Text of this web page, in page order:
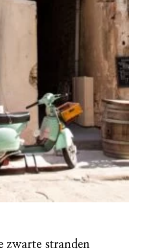
zwarte stranden